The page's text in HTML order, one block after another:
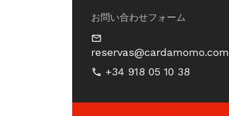
お問い合わせフォーム
reservas@cardamomo.com
+34 918 05 10 38